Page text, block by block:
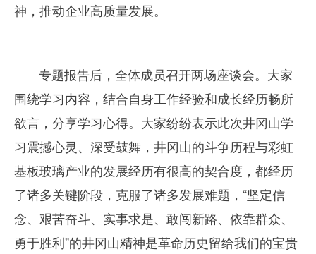
神，推动企业高质量发展。
专题报告后，全体成员召开两场座谈会。大家
围绕学习内容，结合自身工作经验和成长经历畅所
欲言，分享学习心得。大家纷纷表示此次井冈山学
习震撼心灵、深受鼓舞，井冈山的斗争历程与彩虹
基板玻璃产业的发展经历有很高的契合度，都经历
了诸多关键阶段，克服了诸多发展难题，“坚定信
念、艰苦奋斗、实事求是、敢闯新路、依靠群众、
勇于胜利”的井冈山精神是革命历史留给我们的宝贵